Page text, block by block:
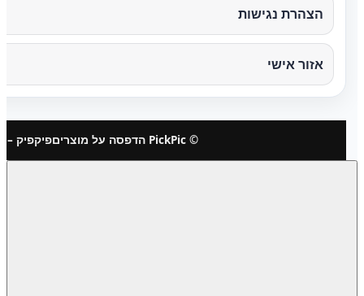
הצהרת נגישות
אזור אישי
© PickPic הדפסה על מוצרים פיקפיק –